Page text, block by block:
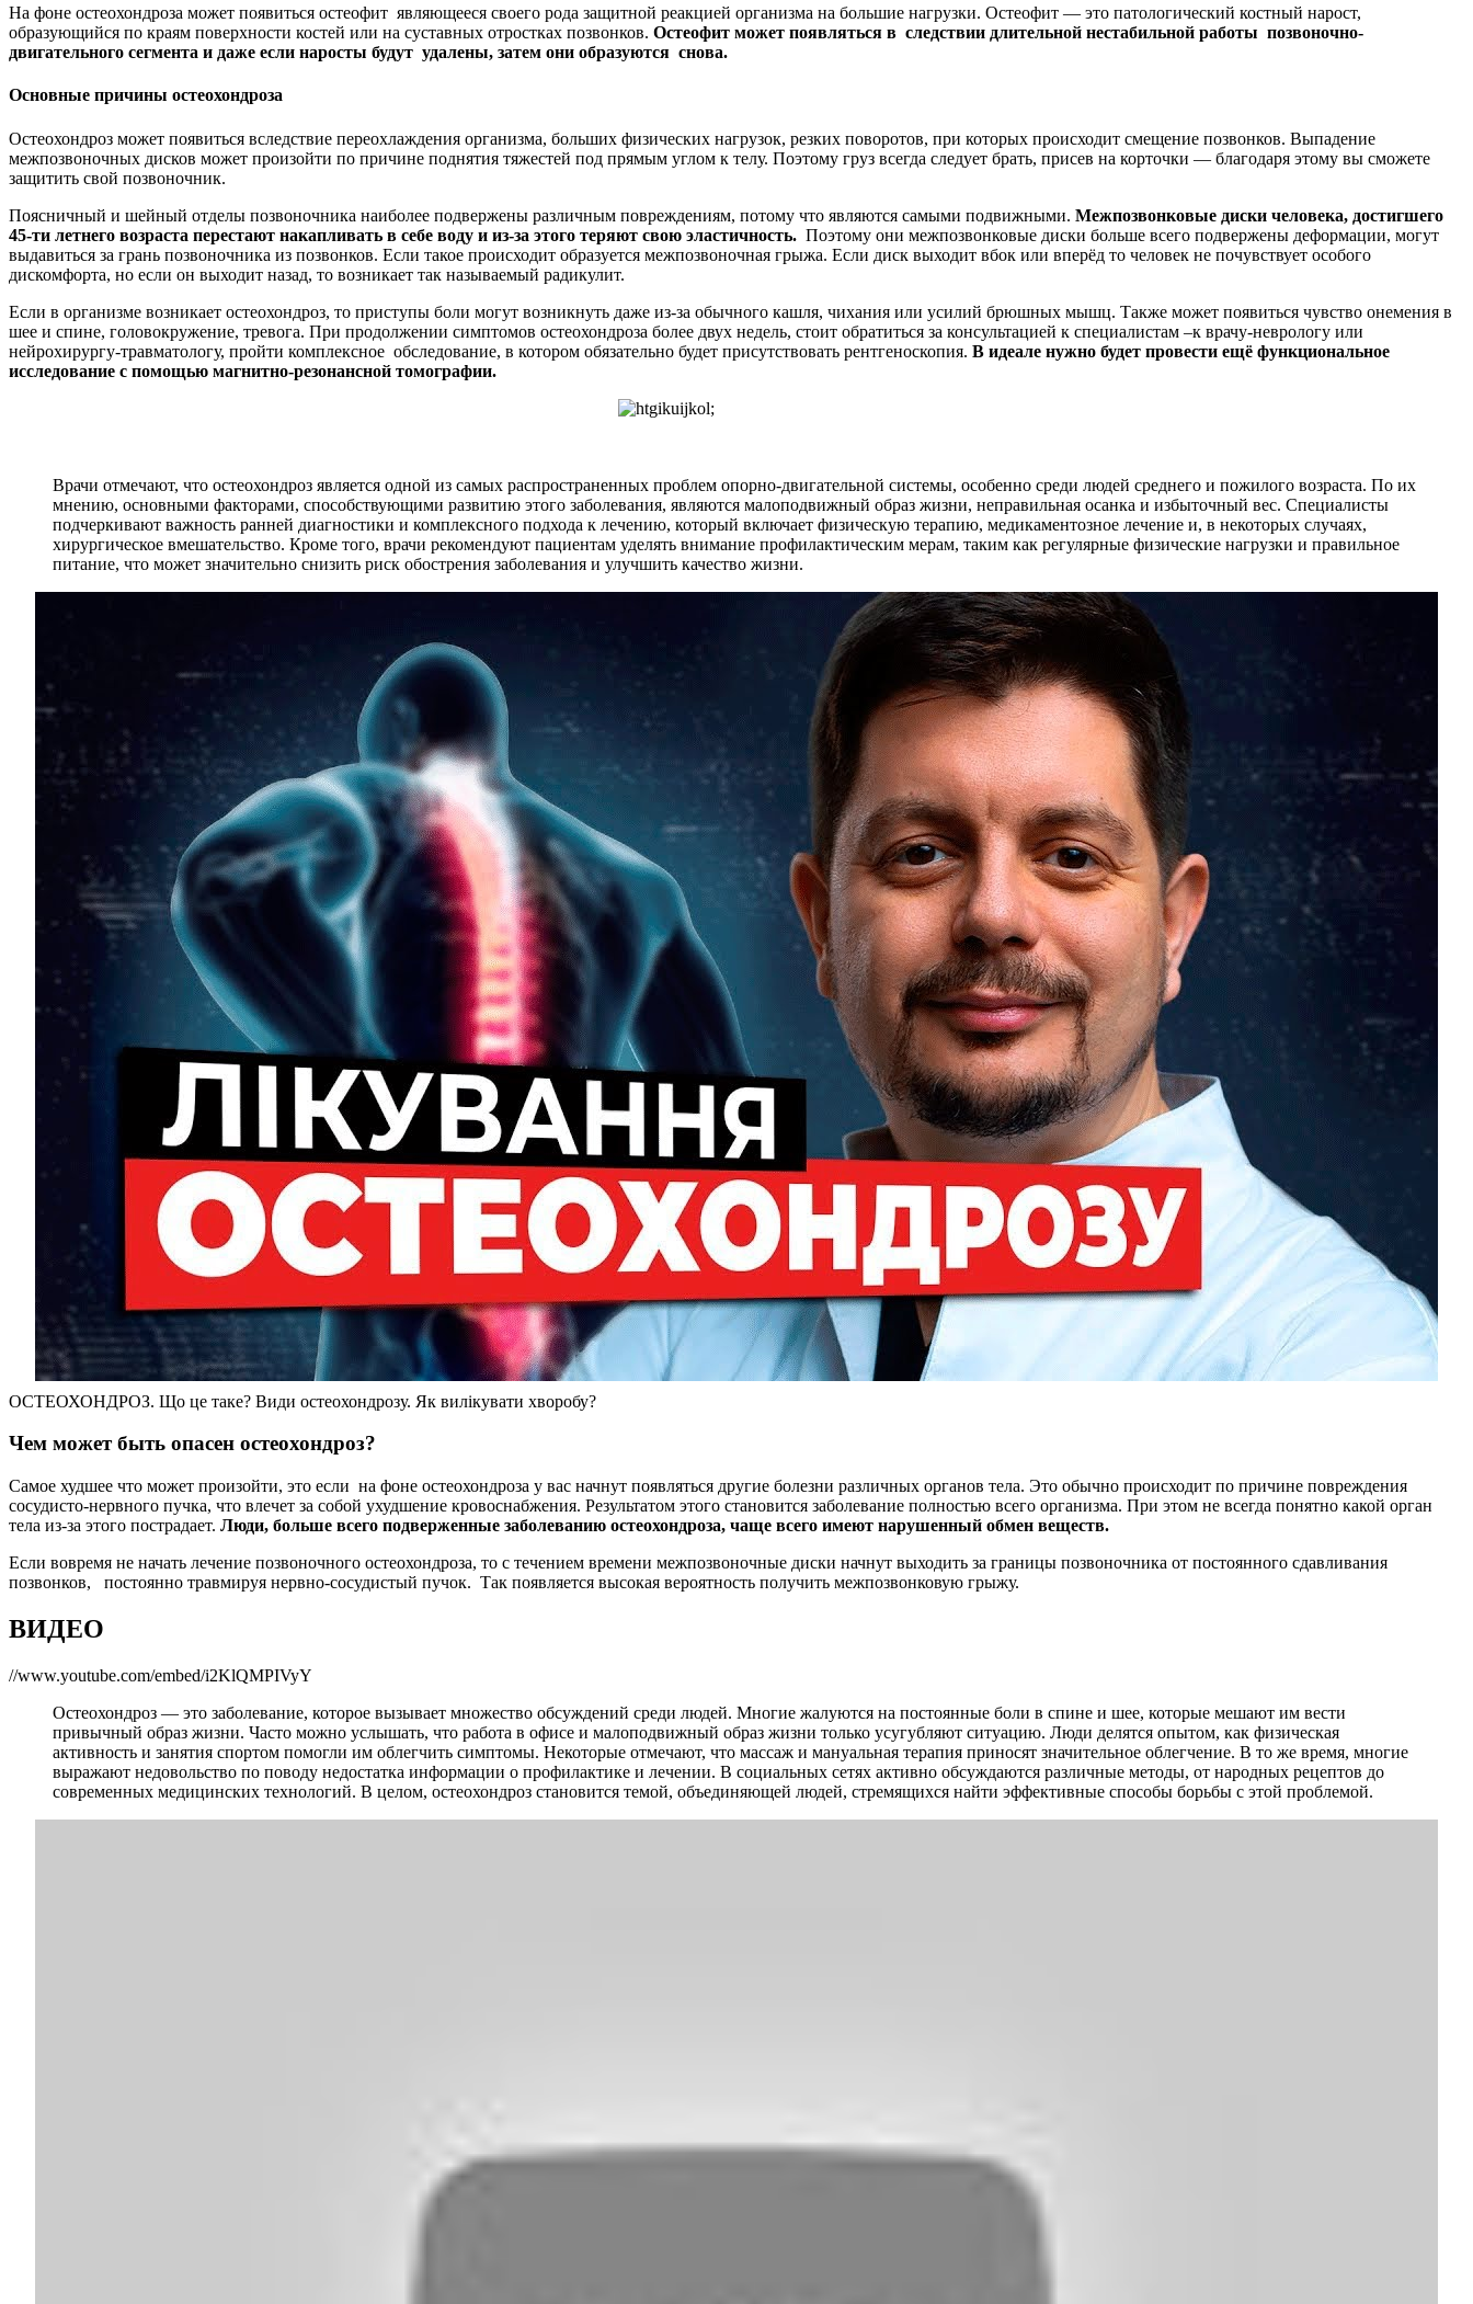
На фоне остеохондроза может появиться остеофит являющееся своего рода защитной реакцией организма на большие нагрузки. Остеофит — это патологический костный нарост,
образующийся по краям поверхности костей или на суставных отростках позвонков. Остеофит может появляться в следствии длительной нестабильной работы позвоночно-
двигательного сегмента и даже если наросты будут удалены, затем они образуются снова.
Основные причины остеохондроза
Остеохондроз может появиться вследствие переохлаждения организма, больших физических нагрузок, резких поворотов, при которых происходит смещение позвонков. Выпадение
межпозвоночных дисков может произойти по причине поднятия тяжестей под прямым углом к телу. Поэтому груз всегда следует брать, присев на корточки — благодаря этому вы сможете
защитить свой позвоночник.
Поясничный и шейный отделы позвоночника наиболее подвержены различным повреждениям, потому что являются самыми подвижными. Межпозвонковые диски человека, достигшего
45-ти летнего возраста перестают накапливать в себе воду и из-за этого теряют свою эластичность. Поэтому они межпозвонковые диски больше всего подвержены деформации, могут
выдавиться за грань позвоночника из позвонков. Если такое происходит образуется межпозвоночная грыжа. Если диск выходит вбок или вперёд то человек не почувствует особого
дискомфорта, но если он выходит назад, то возникает так называемый радикулит.
Если в организме возникает остеохондроз, то приступы боли могут возникнуть даже из-за обычного кашля, чихания или усилий брюшных мышц. Также может появиться чувство онемения в
шее и спине, головокружение, тревога. При продолжении симптомов остеохондроза более двух недель, стоит обратиться за консультацией к специалистам –к врачу-неврологу или
нейрохирургу-травматологу, пройти комплексное обследование, в котором обязательно будет присутствовать рентгеноскопия. В идеале нужно будет провести ещё функциональное
исследование с помощью магнитно-резонансной томографии.
Врачи отмечают, что остеохондроз является одной из самых распространенных проблем опорно-двигательной системы, особенно среди людей среднего и пожилого возраста. По их
мнению, основными факторами, способствующими развитию этого заболевания, являются малоподвижный образ жизни, неправильная осанка и избыточный вес. Специалисты
подчеркивают важность ранней диагностики и комплексного подхода к лечению, который включает физическую терапию, медикаментозное лечение и, в некоторых случаях,
хирургическое вмешательство. Кроме того, врачи рекомендуют пациентам уделять внимание профилактическим мерам, таким как регулярные физические нагрузки и правильное
питание, что может значительно снизить риск обострения заболевания и улучшить качество жизни.
ОСТЕОХОНДРОЗ. Що це таке? Види остеохондрозу. Як вилікувати хворобу?
Чем может быть опасен остеохондроз?
Самое худшее что может произойти, это если на фоне остеохондроза у вас начнут появляться другие болезни различных органов тела. Это обычно происходит по причине повреждения
сосудисто-нервного пучка, что влечет за собой ухудшение кровоснабжения. Результатом этого становится заболевание полностью всего организма. При этом не всегда понятно какой орган
тела из-за этого пострадает. Люди, больше всего подверженные заболеванию остеохондроза, чаще всего имеют нарушенный обмен веществ.
Если вовремя не начать лечение позвоночного остеохондроза, то с течением времени межпозвоночные диски начнут выходить за границы позвоночника от постоянного сдавливания
позвонков, постоянно травмируя нервно-сосудистый пучок. Так появляется высокая вероятность получить межпозвонковую грыжу.
ВИДЕО
//www.youtube.com/embed/i2KlQMPIVyY
Остеохондроз — это заболевание, которое вызывает множество обсуждений среди людей. Многие жалуются на постоянные боли в спине и шее, которые мешают им вести
привычный образ жизни. Часто можно услышать, что работа в офисе и малоподвижный образ жизни только усугубляют ситуацию. Люди делятся опытом, как физическая
активность и занятия спортом помогли им облегчить симптомы. Некоторые отмечают, что массаж и мануальная терапия приносят значительное облегчение. В то же время, многие
выражают недовольство по поводу недостатка информации о профилактике и лечении. В социальных сетях активно обсуждаются различные методы, от народных рецептов до
современных медицинских технологий. В целом, остеохондроз становится темой, объединяющей людей, стремящихся найти эффективные способы борьбы с этой проблемой.